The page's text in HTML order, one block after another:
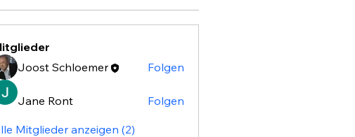
Joost Schloemer
Folgen
Jane Ront Folgen
Mitglieder anzeigen (2)